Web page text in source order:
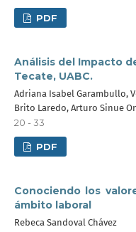
PDF
Análisis del Impacto
Tecate, UABC.
Adriana Isabel Garambullo,
Brito Laredo, Arturo Sinue
20 - 33
PDF
Conociendo los
ámbito laboral
Rebeca Sandoval Chávez